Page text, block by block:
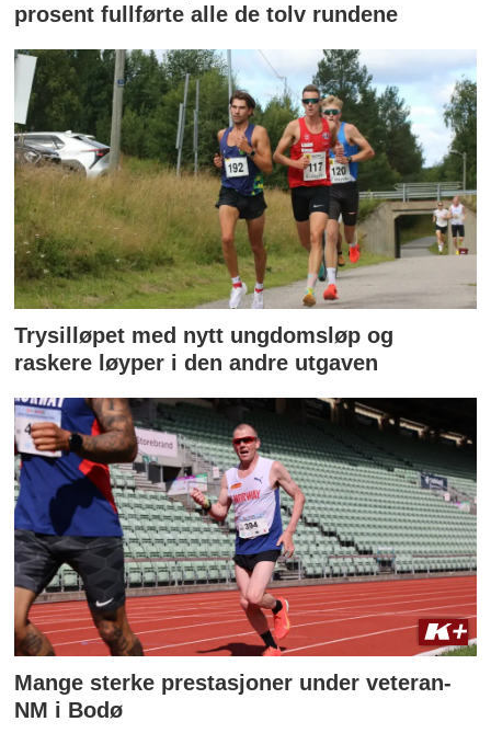
prosent fullførte alle de tolv rundene
Trysilløpet med nytt ungdomsløp og
raskere løyper i den andre utgaven
Mange sterke prestasjoner under veteran-
NM i Bodø